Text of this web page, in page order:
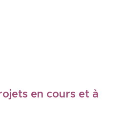
en cours et à